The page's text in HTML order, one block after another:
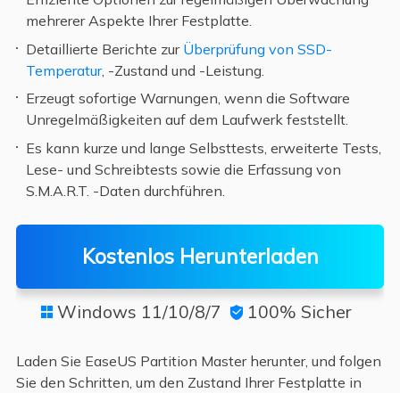
mehrerer Aspekte Ihrer Festplatte.
Detaillierte Berichte zur Überprüfung von SSD-
Temperatur, -Zustand und -Leistung.
Erzeugt sofortige Warnungen, wenn die Software
Unregelmäßigkeiten auf dem Laufwerk feststellt.
Es kann kurze und lange Selbsttests, erweiterte Tests,
Lese- und Schreibtests sowie die Erfassung von
S.M.A.R.T. -Daten durchführen.
Kostenlos Herunterladen
 Windows 11/10/8/7  100% Sicher
Laden Sie EaseUS Partition Master herunter, und folgen
Sie den Schritten, um den Zustand Ihrer Festplatte in